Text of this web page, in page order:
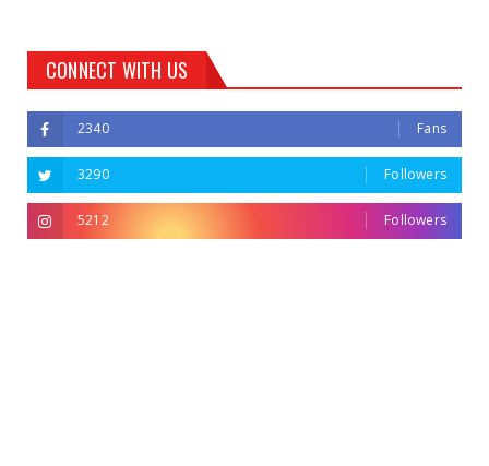
CONNECT WITH US
2340 Fans
3290 Followers
5212 Followers